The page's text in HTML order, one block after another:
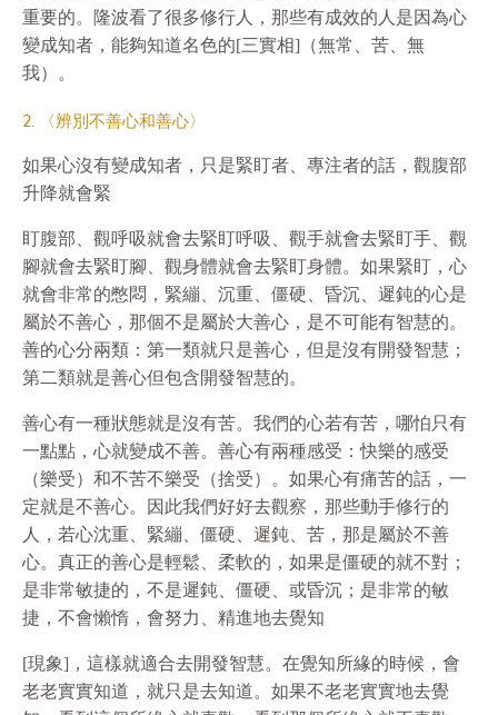
重要的。隆波看了很多修行人，那些有成效的人是因為心
變成知者，能夠知道名色的[三實相]（無常、苦、無
我）。
2. 〈辨別不善心和善心〉
如果心沒有變成知者，只是緊盯者、專注者的話，觀腹部
升降就會緊
盯腹部、觀呼吸就會去緊盯呼吸、觀手就會去緊盯手、觀
腳就會去緊盯腳、觀身體就會去緊盯身體。如果緊盯，心
就會非常的憋悶，緊繃、沉重、僵硬、昏沉、遲鈍的心是
屬於不善心，那個不是屬於大善心，是不可能有智慧的。
善的心分兩類：第一類就只是善心，但是沒有開發智慧；
第二類就是善心但包含開發智慧的。
善心有一種狀態就是沒有苦。我們的心若有苦，哪怕只有
一點點，心就變成不善。善心有兩種感受：快樂的感受
（樂受）和不苦不樂受（捨受）。如果心有痛苦的話，一
定就是不善心。因此我們好好去觀察，那些動手修行的
人，若心沈重、緊繃、僵硬、遲鈍、苦，那是屬於不善
心。真正的善心是輕鬆、柔軟的，如果是僵硬的就不對；
是非常敏捷的，不是遲鈍、僵硬、或昏沉；是非常的敏
捷，不會懶惰，會努力、精進地去覺知
[現象]，這樣就適合去開發智慧。在覺知所緣的時候，會
老老實實知道，就只是去知道。如果不老老實實地去覺